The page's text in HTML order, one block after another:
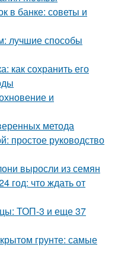
в банке: советы и
лучшие способы
как сохранить его
и
метода
простое руководство
выросли из семян
год: что ждать от
ТОП-3 и еще 37
грунте: самые